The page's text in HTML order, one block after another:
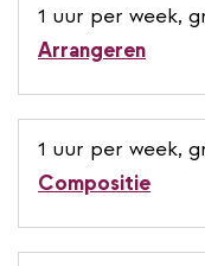
1 uur per week,
Arrangeren
1 uur per week,
Compositie